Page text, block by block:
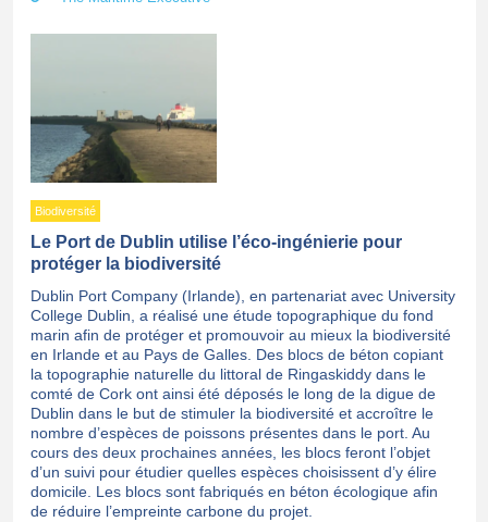
Biodiversité
Le Port de Dublin utilise l’éco-ingénierie pour
protéger la biodiversité
Dublin Port Company (Irlande), en partenariat avec University
College Dublin, a réalisé une étude topographique du fond
marin afin de protéger et promouvoir au mieux la biodiversité
en Irlande et au Pays de Galles. Des blocs de béton copiant
la topographie naturelle du littoral de Ringaskiddy dans le
comté de Cork ont ainsi été déposés le long de la digue de
Dublin dans le but de stimuler la biodiversité et accroître le
nombre d’espèces de poissons présentes dans le port. Au
cours des deux prochaines années, les blocs feront l’objet
d’un suivi pour étudier quelles espèces choisissent d’y élire
domicile. Les blocs sont fabriqués en béton écologique afin
de réduire l’empreinte carbone du projet.